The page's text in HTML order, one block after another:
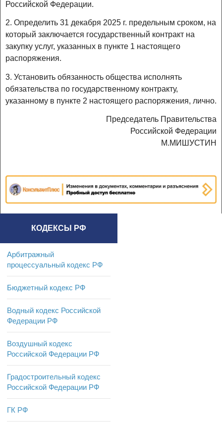
Российской Федерации.
2. Определить 31 декабря 2025 г. предельным сроком, на
который заключается государственный контракт на
закупку услуг, указанных в пункте 1 настоящего
распоряжения.
3. Установить обязанность общества исполнять
обязательства по государственному контракту,
указанному в пункте 2 настоящего распоряжения, лично.
Председатель Правительства
Российской Федерации
М.МИШУСТИН
КОДЕКСЫ РФ
Арбитражный
процессуальный кодекс РФ
Бюджетный кодекс РФ
Водный кодекс Российской
Федерации РФ
Воздушный кодекс
Российской Федерации РФ
Градостроительный кодекс
Российской Федерации РФ
ГК РФ